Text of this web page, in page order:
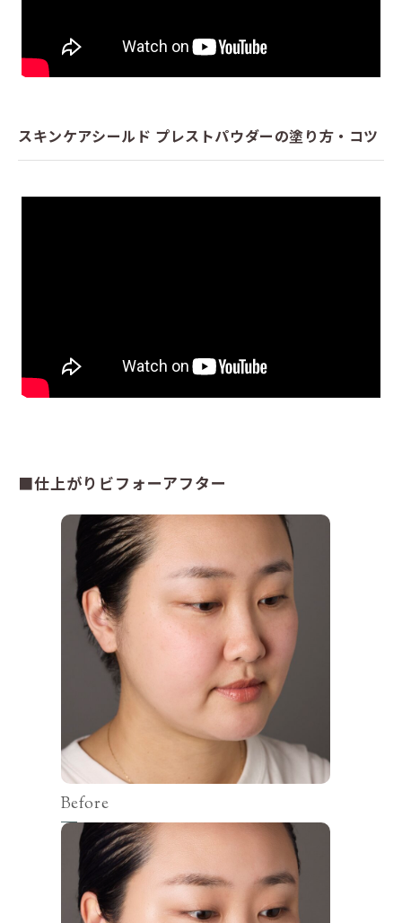
スキンケアシールド プレストパウダーの塗り方・コツ
■仕上がりビフォーアフター
Before